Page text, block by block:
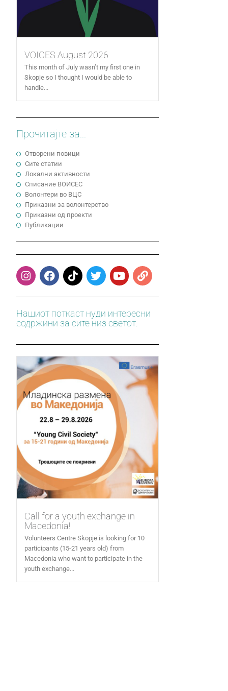
VOICES August 2026
This month of July wasn’t my first one in
Skopje so I thought I would be able to
handle...
Прочитајте за...
Отворени повици
Сите статии
Локални активности
Cписание ВОИСЕС
Волонтери во ВЦС
Приказни за волонтерство
Приказни од проекти
Публикации
Нашиот поткаст нуди интересни
содржини за сите низ светот.
Call for a youth exchange in
Macedonia!
Volunteers Centre Skopje is looking for 10
participants (15-21 years old) from
Macedonia who want to participate in the
youth exchange...